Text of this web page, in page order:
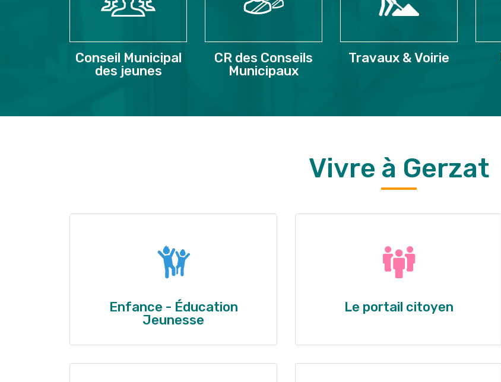
Conseil Municipal
des jeunes
CR des Conseils
Municipaux
Travaux & Voirie
Vivre à Gerzat
Enfance - Éducation
Jeunesse
Le portail citoyen